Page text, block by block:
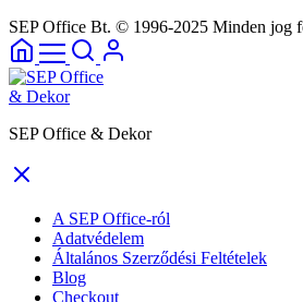
SEP Office Bt. © 1996-2025 Minden jog
SEP Office & Dekor
A SEP Office-ról
Adatvédelem
Általános Szerződési Feltételek
Blog
Checkout